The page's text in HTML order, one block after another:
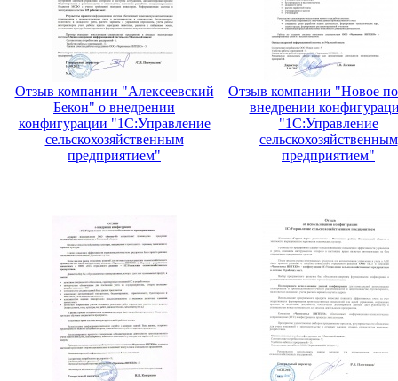
Отзыв компании "Алексеевский
Бекон" о внедрении
конфигурации "1С:Управление
сельскохозяйственным
предприятием"
Отзыв компании "Новое
внедрении
"1С:Управление
сельскохозяйственным
предприятием"